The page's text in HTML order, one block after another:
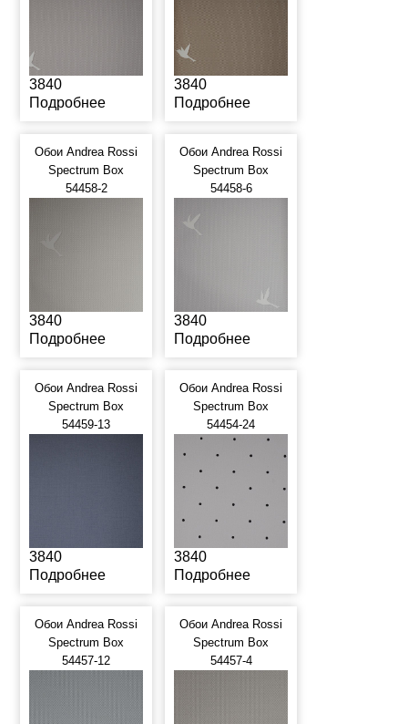
3840
Подробнее
3840
Подробнее
Обои Andrea Rossi
Spectrum Box
54458-2
3840
Подробнее
Обои Andrea Rossi
Spectrum Box
54458-6
3840
Подробнее
Обои Andrea Rossi
Spectrum Box
54459-13
3840
Подробнее
Обои Andrea Rossi
Spectrum Box
54454-24
3840
Подробнее
Обои Andrea Rossi
Spectrum Box
54457-12
Обои Andrea Rossi
Spectrum Box
54457-4